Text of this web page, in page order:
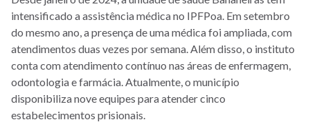
intensificado a assistência médica no IPFPoa. Em setembro
do mesmo ano, a presença de uma médica foi ampliada, com
atendimentos duas vezes por semana. Além disso, o instituto
conta com atendimento contínuo nas áreas de enfermagem,
odontologia e farmácia. Atualmente, o município
disponibiliza nove equipes para atender cinco
estabelecimentos prisionais.